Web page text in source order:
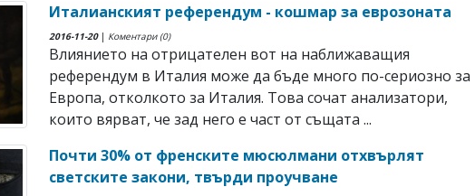
Италианският референдум - кошмар за еврозоната
2016-11-20| Коментари (0)
Влиянието на отрицателен вот на наближаващия
референдум в Италия може да бъде много по-сериозно за
Европа, отколкото за Италия. Това сочат анализатори,
които вярват, че зад него е част от същата ...
Почти 30% от френските мюсюлмани отхвърлят
светските закони, твърди проучване